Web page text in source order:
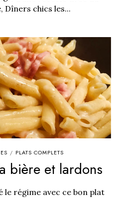
Dîners chics les...
/ PLATS COMPLETS
bière et lardons
le régime avec ce bon plat